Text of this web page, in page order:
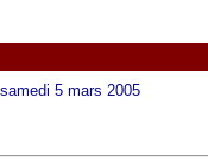
samedi 5 mars 2005